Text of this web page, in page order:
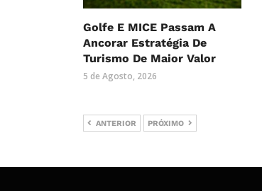
Golfe E MICE Passam A
Ancorar Estratégia De
Turismo De Maior Valor
5 de Agosto, 2026
ANTERIOR PRÓXIMO